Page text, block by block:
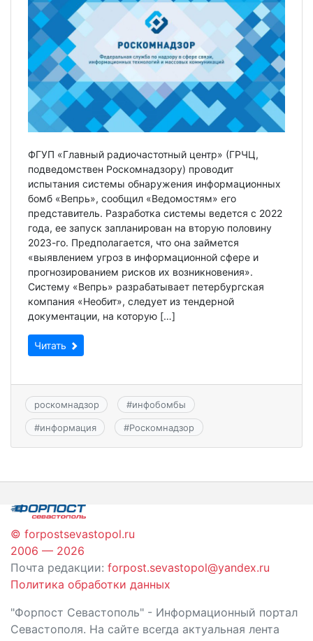
ФГУП «Главный радиочастотный центр» (ГРЧЦ,
подведомствен Роскомнадзору) проводит
испытания системы обнаружения информационных
бомб «Вепрь», сообщил «Ведомостям» его
представитель. Разработка системы ведется с 2022
года, ее запуск запланирован на вторую половину
2023-го. Предполагается, что она займется
«выявлением угроз в информационной сфере и
прогнозированием рисков их возникновения».
Систему «Вепрь» разрабатывает петербургская
компания «Необит», следует из тендерной
документации, на которую […]
Читать
роскомнадзор #инфобомбы
#информация #Роскомнадзор
© forpostsevastopol.ru
2006 — 2026
Почта редакции: forpost.sevastopol@yandex.ru
Политика обработки данных
"Форпост Севастополь" - Информационный портал
Севастополя. На сайте всегда актуальная лента